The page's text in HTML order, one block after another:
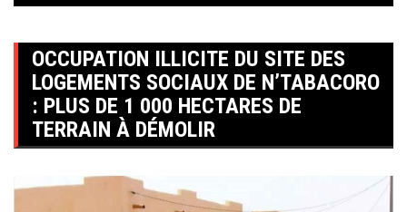
OCCUPATION ILLICITE DU SITE DES
LOGEMENTS SOCIAUX DE N’TABACORO
: PLUS DE 1 000 HECTARES DE
TERRAIN À DÉMOLIR